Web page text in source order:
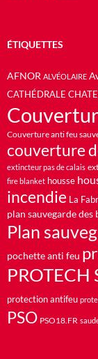
ÉTIQUETTES
AFNOR ALVÉOLAIRE
CATHÉDRALE
Couverture anti feu
couverture
extincteur pas de calais
fire blanket housse
incendie La
plan sauvegarde
Plan
pochette anti feu
PROTECH
protection antifeu
PSO PSO18.FR